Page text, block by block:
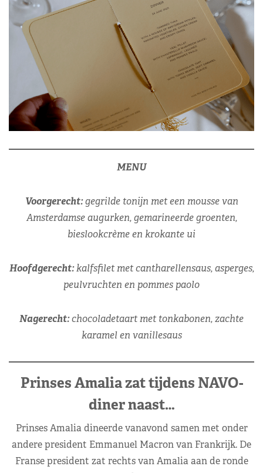
MENU
Voorgerecht:gegrilde tonijn met een mousse van
Amsterdamse augurken, gemarineerde groenten,
bieslookcrème en krokante ui
Hoofdgerecht:kalfsfilet met cantharellensaus, asperges,
peulvruchten en pommes paolo
Nagerecht:chocoladetaart met tonkabonen, zachte
karamel en vanillesaus
Prinses Amalia zat tijdens NAVO-
diner naast…
Prinses Amalia dineerde vanavond samen met onder
andere president Emmanuel Macron van Frankrijk. De
Franse president zat rechts van Amalia aan de ronde